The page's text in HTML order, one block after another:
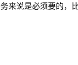
来说是必须要的，